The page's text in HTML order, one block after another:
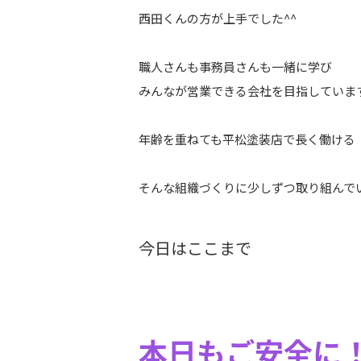
西田くんの方が上手でした^^
職人さんも事務員さんも一緒に学び
みんなが営業できる会社を目指していま
年齢を重ねても平松塗装店で長く働ける
そんな組織づくりに少しずつ取り組んで
今日はここまで
本日もご安全に！